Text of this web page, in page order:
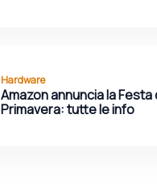
Hardware
Amazon annuncia la
Primavera: tutte le info